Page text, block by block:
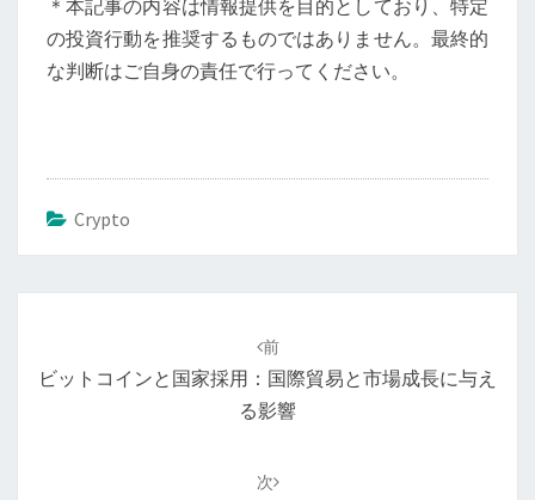
＊本記事の内容は情報提供を目的としており、特定
の投資行動を推奨するものではありません。最終的
な判断はご自身の責任で行ってください。
Crypto
ナ
前
ビットコインと国家採用：国際貿易と市場成長に与え
る影響
次